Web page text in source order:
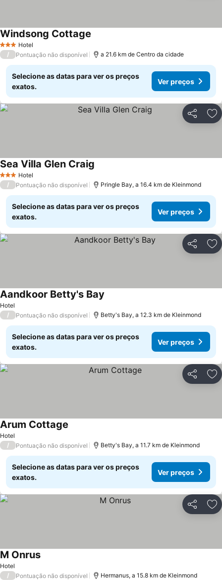
3 EstrelasHotel
Windsong Cottage
/ Pontuação não disponível a 21.6 km de Centro da cidade
Selecione as datas para ver os preços
exatos.
Ver preços
Partilhar
3 EstrelasHotel
Sea Villa Glen Craig
/ Pontuação não disponível Pringle Bay, a 16.4 km de Kleinmond
Selecione as datas para ver os preços
exatos.
Ver preços
Partilhar
Hotel
Aandkoor Betty's Bay
/ Pontuação não disponível Betty's Bay, a 12.3 km de Kleinmond
Selecione as datas para ver os preços
exatos.
Ver preços
Partilhar
Hotel
Arum Cottage
/ Pontuação não disponível Betty's Bay, a 11.7 km de Kleinmond
Selecione as datas para ver os preços
exatos.
Ver preços
Partilhar
Hotel
M Onrus
/ Pontuação não disponível Hermanus, a 15.8 km de Kleinmond